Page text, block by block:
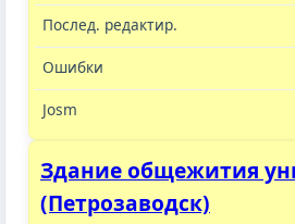
Здание общежития
(Петрозаводск)